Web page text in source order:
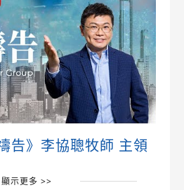
告》李協聰牧師 主領
顯示更多 >>